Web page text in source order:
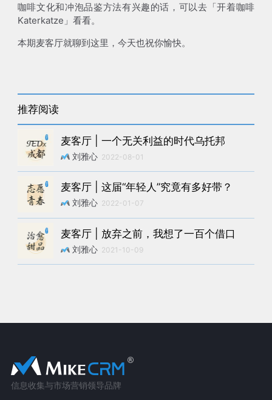
咖啡文化和冲泡品鉴方法有兴趣的话，可以去「开着咖啡
Katerkatze」看看。
本期麦客厅就聊到这里，今天也祝你愉快。
推荐阅读
麦客厅 | 一个无关利益的时代乌托邦
刘雅心 2022-08-01
麦客厅 | 这届“年轻人”究竟有多好带？
刘雅心 2022-01-07
麦客厅 | 放弃之前，我想了一百个借口
刘雅心 2021-10-09
信息收集与市场营销领导品牌